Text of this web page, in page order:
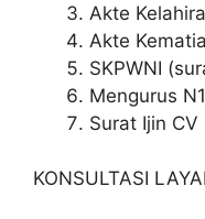
Akte
Akte
SKPWNI
Mengurus
Surat Ijin CV
KONSULTASI